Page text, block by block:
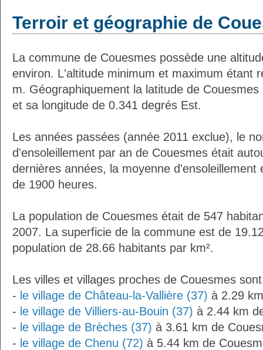
Terroir et géographie de
La commune de Couesmes possède une
environ. L'altitude minimum et maximum étant
m. Géographiquement la latitude de
et sa longitude de 0.341 degrés Est.
Les années passées (année 2011 exclue), le
d'ensoleillement par an de Couesmes était
dernières années, la moyenne d'ensoleillement
de 1900 heures.
La population de Couesmes était de 547
2007. La superficie de la commune est de
population de 28.66 habitants par km².
Les villes et villages proches de Couesmes
- le village de Château-la-Vallière (37) à 2.29
- le village de Villiers-au-Bouin (37) à 2.44 km
- le village de Brèches (37) à 3.61 km de
- le village de Chenu (72) à 5.44 km de